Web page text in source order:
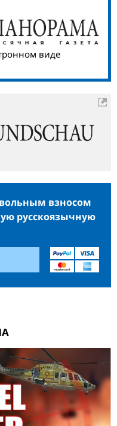
виде
взносом
русскоязычную